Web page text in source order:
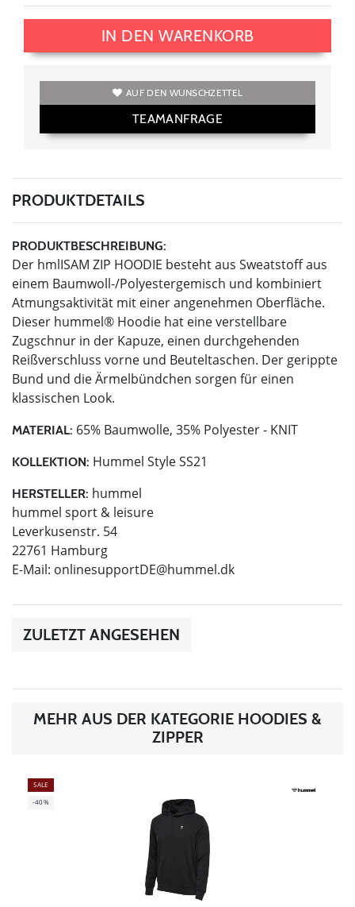
IN DEN WARENKORB
AUF DEN WUNSCHZETTEL
TEAMANFRAGE
PRODUKTDETAILS
PRODUKTBESCHREIBUNG:
Der hmlISAM ZIP HOODIE besteht aus Sweatstoff aus
einem Baumwoll-/Polyestergemisch und kombiniert
Atmungsaktivität mit einer angenehmen Oberfläche.
Dieser hummel® Hoodie hat eine verstellbare
Zugschnur in der Kapuze, einen durchgehenden
Reißverschluss vorne und Beuteltaschen. Der gerippte
Bund und die Ärmelbündchen sorgen für einen
klassischen Look.
MATERIAL: 65% Baumwolle, 35% Polyester - KNIT
KOLLEKTION: Hummel Style SS21
HERSTELLER: hummel
hummel sport & leisure
Leverkusenstr. 54
22761 Hamburg
E-Mail: onlinesupportDE@hummel.dk
ZULETZT ANGESEHEN
MEHR AUS DER KATEGORIE HOODIES &
ZIPPER
SALE
-40%